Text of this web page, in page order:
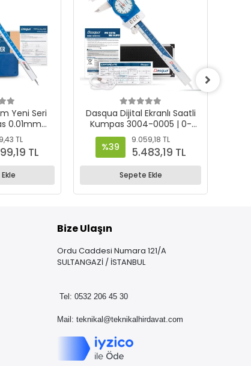
Yeni Seri
0.01mm
2010
TL
TL
Dasqua Dijital Ekranlı Saatli
Kumpas 3004-0005 | 0-
150mm
%39
9.059,18 TL
5.483,19 TL
Sepete Ekle
Bize Ulaşın
Ordu Caddesi Numara 121/A
SULTANGAZİ / İSTANBUL
Tel: 0532 206 45 30
Mail: teknikal@teknikalhirdavat.com